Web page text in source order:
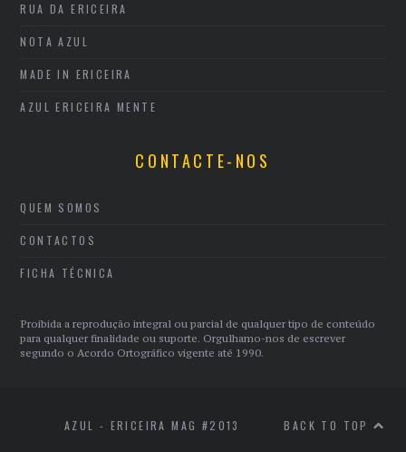
RUA DA ERICEIRA
NOTA AZUL
MADE IN ERICEIRA
AZUL ERICEIRA MENTE
CONTACTE-NOS
QUEM SOMOS
CONTACTOS
FICHA TÉCNICA
Proibida a reprodução integral ou parcial de qualquer tipo de conteúdo
para qualquer finalidade ou suporte. Orgulhamo-nos de escrever
segundo o Acordo Ortográfico vigente até 1990.
AZUL - ERICEIRA MAG #2013 BACK TO TOP